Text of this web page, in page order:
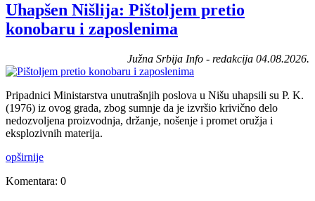
Uhapšen Nišlija: Pištoljem pretio
konobaru i zaposlenima
Južna Srbija Info - redakcija 04.08.2026.
Pripadnici Ministarstva unutrašnjih poslova u Nišu uhapsili su P. K.
(1976) iz ovog grada, zbog sumnje da je izvršio krivično delo
nedozvoljena proizvodnja, držanje, nošenje i promet oružja i
eksplozivnih materija.
opširnije
Komentara: 0